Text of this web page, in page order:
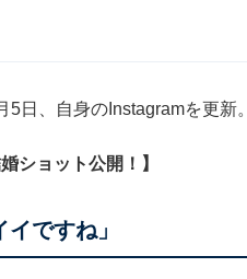
5日、自身のInstagramを更新
ショット公開！】
ですね」